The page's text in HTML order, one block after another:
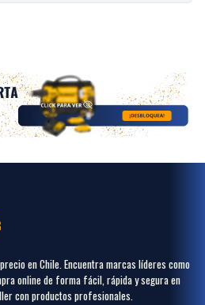
en Chile. Encuentra marcas líderes como
online de forma fácil, rápida y segura en
con productos profesionales.